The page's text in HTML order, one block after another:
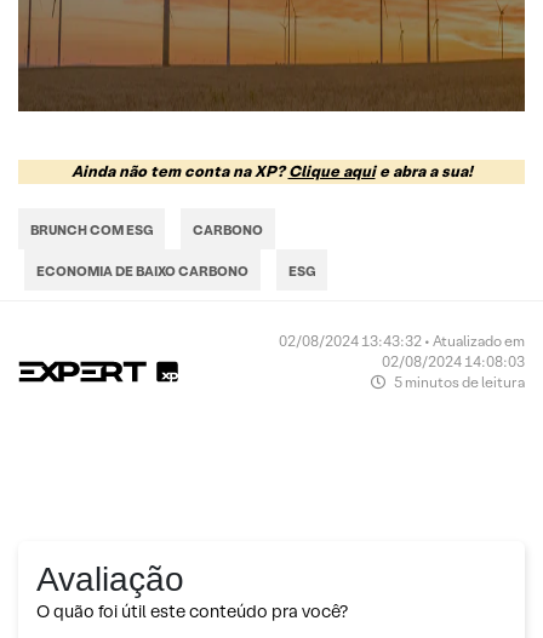
Ainda não tem conta na XP?Clique aquie abra a sua!
BRUNCH COM ESG CARBONO
ECONOMIA DE BAIXO CARBONO ESG
02/08/2024 13:43:32 • Atualizado em
02/08/2024 14:08:03
5 minutos de leitura
Avaliação
O quão foi útil este conteúdo pra você?